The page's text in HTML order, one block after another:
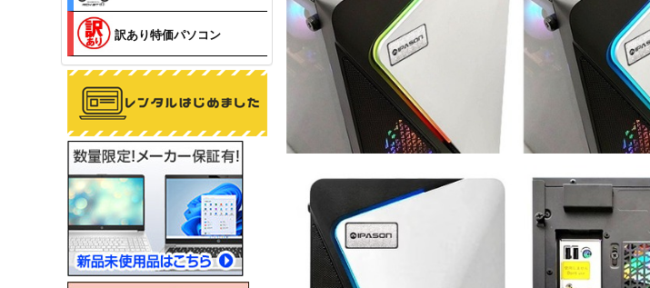
訳あり特価パソコン